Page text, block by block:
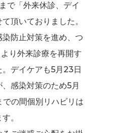
で「外来休診、デイ
頂いておりました。
防止対策を進め、つ
り外来診療を再開す
デイケアも5月23日
感染対策のため5月
の間個別リハビリは
。